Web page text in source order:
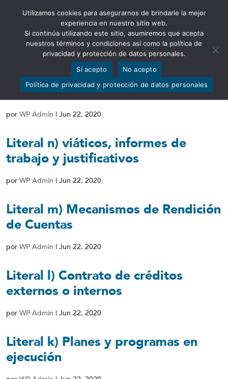
Abrir barra de herramientas
Literal o) Responsable de atender la
información
por WP Admin | Jun 22, 2020
Literal n) viáticos, informes de
trabajo y justificativos
por WP Admin | Jun 22, 2020
Literal m) Mecanismos de Rendición
de Cuentas
por WP Admin | Jun 22, 2020
Literal l) Contrato de créditos
externos o internos
por WP Admin | Jun 22, 2020
Literal k) Planes y programas en
ejecución
Utilizamos cookies para asegurarnos de brindarle la mejor
experiencia en nuestro sitio web.
Si continúa utilizando este sitio, asumiremos que acepta
nuestros términos y condiciones así como la política de
privacidad y protección de datos personales.
Sí acepto
No acepto
Política de privacidad y protección de datos personales